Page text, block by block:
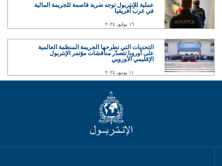
عملية للإنتربول توجه ضربة قاصمة للجريمة المالية
في غرب أفريقيا
١٦ يوليو، ٢٠٢٤
التحديات التي تطرحها الجريمة المنظمة العالمية
على أوروبا تتصدّر مناقشات مؤتمر الإنتربول
الإقليمي الأوروبي
١١ يونيو، ٢٠٢٤